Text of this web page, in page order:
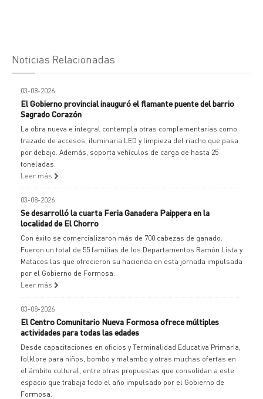
Noticias Relacionadas
03-08-2026
El Gobierno provincial inauguró el flamante puente del barrio
Sagrado Corazón
La obra nueva e integral contempla otras complementarias como
trazado de accesos, iluminaria LED y limpieza del riacho que pasa
por debajo. Además, soporta vehículos de carga de hasta 25
toneladas.
Leer más
03-08-2026
Se desarrolló la cuarta Feria Ganadera Paippera en la
localidad de El Chorro
Con éxito se comercializaron más de 700 cabezas de ganado.
Fueron un total de 55 familias de los Departamentos Ramón Lista y
Matacos las que ofrecieron su hacienda en esta jornada impulsada
por el Gobierno de Formosa.
Leer más
03-08-2026
El Centro Comunitario Nueva Formosa ofrece múltiples
actividades para todas las edades
Desde capacitaciones en oficios y Terminalidad Educativa Primaria,
folklore para niños, bombo y malambo y otras muchas ofertas en
el ámbito cultural, entre otras propuestas que consolidan a este
espacio que trabaja todo el año impulsado por el Gobierno de
Formosa.